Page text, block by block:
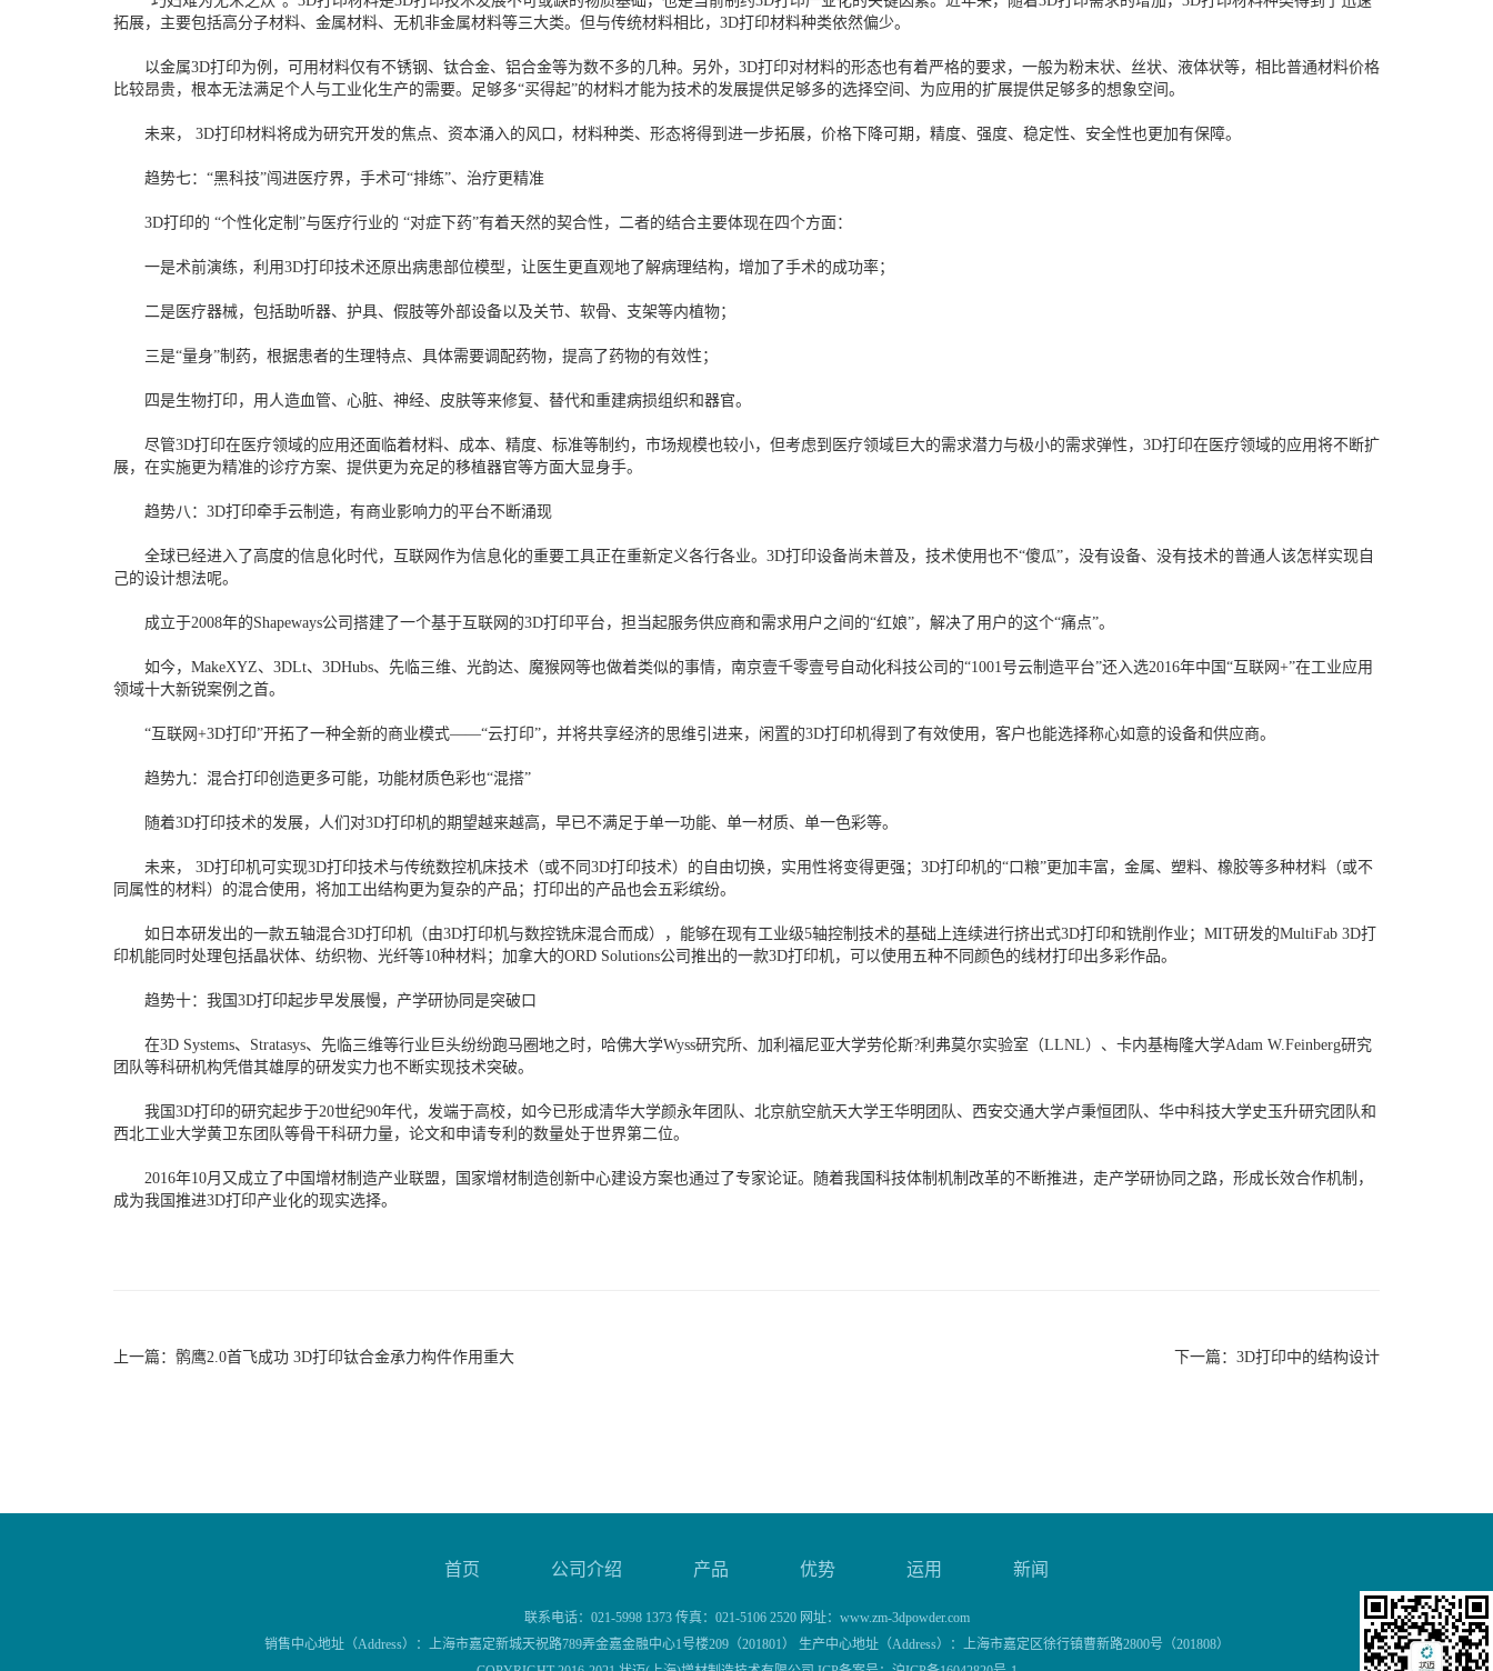
拓展，主要包括高分子材料、金属材料、无机非金属材料等三大类。但与传统材料相比，3D打印材料种类依然偏少。
以金属3D打印为例，可用材料仅有不锈钢、钛合金、铝合金等为数不多的几种。另外，3D打印对材料的形态也有着严格的要求，一般为粉末状、丝状、液体状等，相比普通材料价格
比较昂贵，根本无法满足个人与工业化生产的需要。足够多“买得起”的材料才能为技术的发展提供足够多的选择空间、为应用的扩展提供足够多的想象空间。
未来， 3D打印材料将成为研究开发的焦点、资本涌入的风口，材料种类、形态将得到进一步拓展，价格下降可期，精度、强度、稳定性、安全性也更加有保障。
趋势七：“黑科技”闯进医疗界，手术可“排练”、治疗更精准
3D打印的 “个性化定制”与医疗行业的 “对症下药”有着天然的契合性，二者的结合主要体现在四个方面：
一是术前演练，利用3D打印技术还原出病患部位模型，让医生更直观地了解病理结构，增加了手术的成功率；
二是医疗器械，包括助听器、护具、假肢等外部设备以及关节、软骨、支架等内植物；
三是“量身”制药，根据患者的生理特点、具体需要调配药物，提高了药物的有效性；
四是生物打印，用人造血管、心脏、神经、皮肤等来修复、替代和重建病损组织和器官。
尽管3D打印在医疗领域的应用还面临着材料、成本、精度、标准等制约，市场规模也较小，但考虑到医疗领域巨大的需求潜力与极小的需求弹性，3D打印在医疗领域的应用将不断扩
展，在实施更为精准的诊疗方案、提供更为充足的移植器官等方面大显身手。
趋势八：3D打印牵手云制造，有商业影响力的平台不断涌现
全球已经进入了高度的信息化时代，互联网作为信息化的重要工具正在重新定义各行各业。3D打印设备尚未普及，技术使用也不“傻瓜”，没有设备、没有技术的普通人该怎样实现自
己的设计想法呢。
成立于2008年的Shapeways公司搭建了一个基于互联网的3D打印平台，担当起服务供应商和需求用户之间的“红娘”，解决了用户的这个“痛点”。
如今，MakeXYZ、3DLt、3DHubs、先临三维、光韵达、魔猴网等也做着类似的事情，南京壹千零壹号自动化科技公司的“1001号云制造平台”还入选2016年中国“互联网+”在工业应用
领域十大新锐案例之首。
“互联网+3D打印”开拓了一种全新的商业模式——“云打印”，并将共享经济的思维引进来，闲置的3D打印机得到了有效使用，客户也能选择称心如意的设备和供应商。
趋势九：混合打印创造更多可能，功能材质色彩也“混搭”
随着3D打印技术的发展，人们对3D打印机的期望越来越高，早已不满足于单一功能、单一材质、单一色彩等。
未来， 3D打印机可实现3D打印技术与传统数控机床技术（或不同3D打印技术）的自由切换，实用性将变得更强；3D打印机的“口粮”更加丰富，金属、塑料、橡胶等多种材料（或不
同属性的材料）的混合使用，将加工出结构更为复杂的产品；打印出的产品也会五彩缤纷。
如日本研发出的一款五轴混合3D打印机（由3D打印机与数控铣床混合而成），能够在现有工业级5轴控制技术的基础上连续进行挤出式3D打印和铣削作业；MIT研发的MultiFab 3D打
印机能同时处理包括晶状体、纺织物、光纤等10种材料；加拿大的ORD Solutions公司推出的一款3D打印机，可以使用五种不同颜色的线材打印出多彩作品。
趋势十：我国3D打印起步早发展慢，产学研协同是突破口
在3D Systems、Stratasys、先临三维等行业巨头纷纷跑马圈地之时，哈佛大学Wyss研究所、加利福尼亚大学劳伦斯?利弗莫尔实验室（LLNL）、卡内基梅隆大学Adam W.Feinberg研究
团队等科研机构凭借其雄厚的研发实力也不断实现技术突破。
我国3D打印的研究起步于20世纪90年代，发端于高校，如今已形成清华大学颜永年团队、北京航空航天大学王华明团队、西安交通大学卢秉恒团队、华中科技大学史玉升研究团队和
西北工业大学黄卫东团队等骨干科研力量，论文和申请专利的数量处于世界第二位。
2016年10月又成立了中国增材制造产业联盟，国家增材制造创新中心建设方案也通过了专家论证。随着我国科技体制机制改革的不断推进，走产学研协同之路，形成长效合作机制，
成为我国推进3D打印产业化的现实选择。
上一篇： 鹘鹰2.0首飞成功 3D打印钛合金承力构件作用重大 下一篇： 3D打印中的结构设计
首页 公司介绍 产品 优势 运用 新闻
联系电话：021-5998 1373 传真：021-5106 2520 网址：www.zm-3dpowder.com
销售中心地址（Address）：上海市嘉定新城天祝路789弄金嘉金融中心1号楼209（201801） 生产中心地址（Address）：上海市嘉定区徐行镇曹新路2800号（201808）